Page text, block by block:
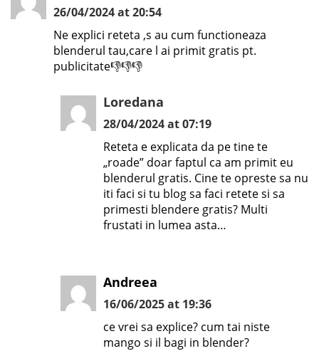
26/04/2024 at 20:54
Ne explici reteta ,s au cum functioneaza
blenderul tau,care l ai primit gratis pt.
publicitate👎👎👎
Loredana
28/04/2024 at 07:19
Reteta e explicata da pe tine te
„roade” doar faptul ca am primit eu
blenderul gratis. Cine te opreste sa nu
iti faci si tu blog sa faci retete si sa
primesti blendere gratis? Multi
frustati in lumea asta…
Andreea
16/06/2025 at 19:36
ce vrei sa explice? cum tai niste
mango si il bagi in blender?